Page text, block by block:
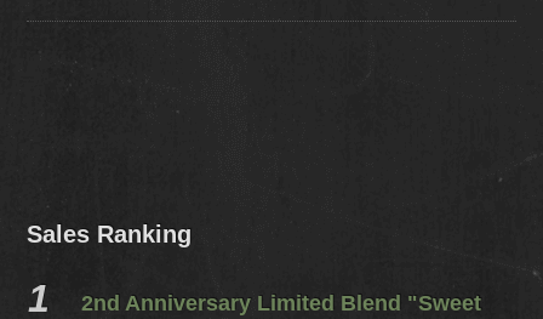
Sales Ranking
2nd Anniversary Limited Blend "Sweet